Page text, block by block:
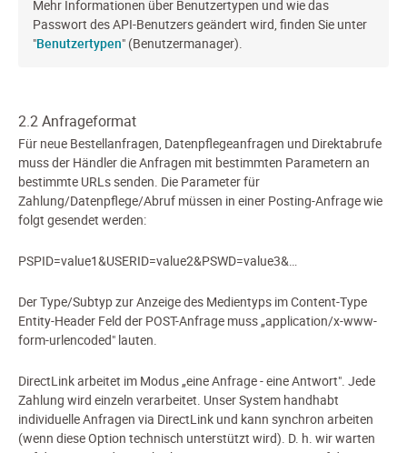
Mehr Informationen über Benutzertypen und wie das
Passwort des API-Benutzers geändert wird, finden Sie unter
"Benutzertypen" (Benutzermanager).
2.2 Anfrageformat
Für neue Bestellanfragen, Datenpflegeanfragen und Direktabrufe
muss der Händler die Anfragen mit bestimmten Parametern an
bestimmte URLs senden. Die Parameter für
Zahlung/Datenpflege/Abruf müssen in einer Posting-Anfrage wie
folgt gesendet werden:
PSPID=value1&USERID=value2&PSWD=value3&…
Der Type/Subtyp zur Anzeige des Medientyps im Content-Type
Entity-Header Feld der POST-Anfrage muss „application/x-www-
form-urlencoded" lauten.
DirectLink arbeitet im Modus „eine Anfrage - eine Antwort". Jede
Zahlung wird einzeln verarbeitet. Unser System handhabt
individuelle Anfragen via DirectLink und kann synchron arbeiten
(wenn diese Option technisch unterstützt wird). D. h. wir warten